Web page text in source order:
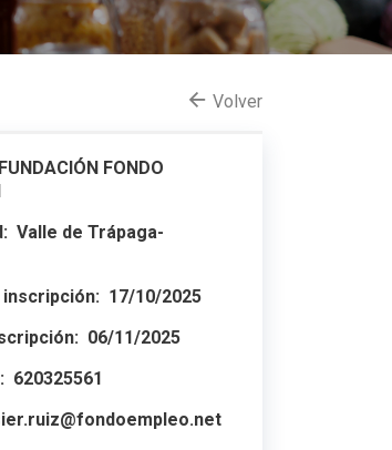
Volver
FUNDACIÓN FONDO
Valle de Trápaga-
17/10/2025
06/11/2025
620325561